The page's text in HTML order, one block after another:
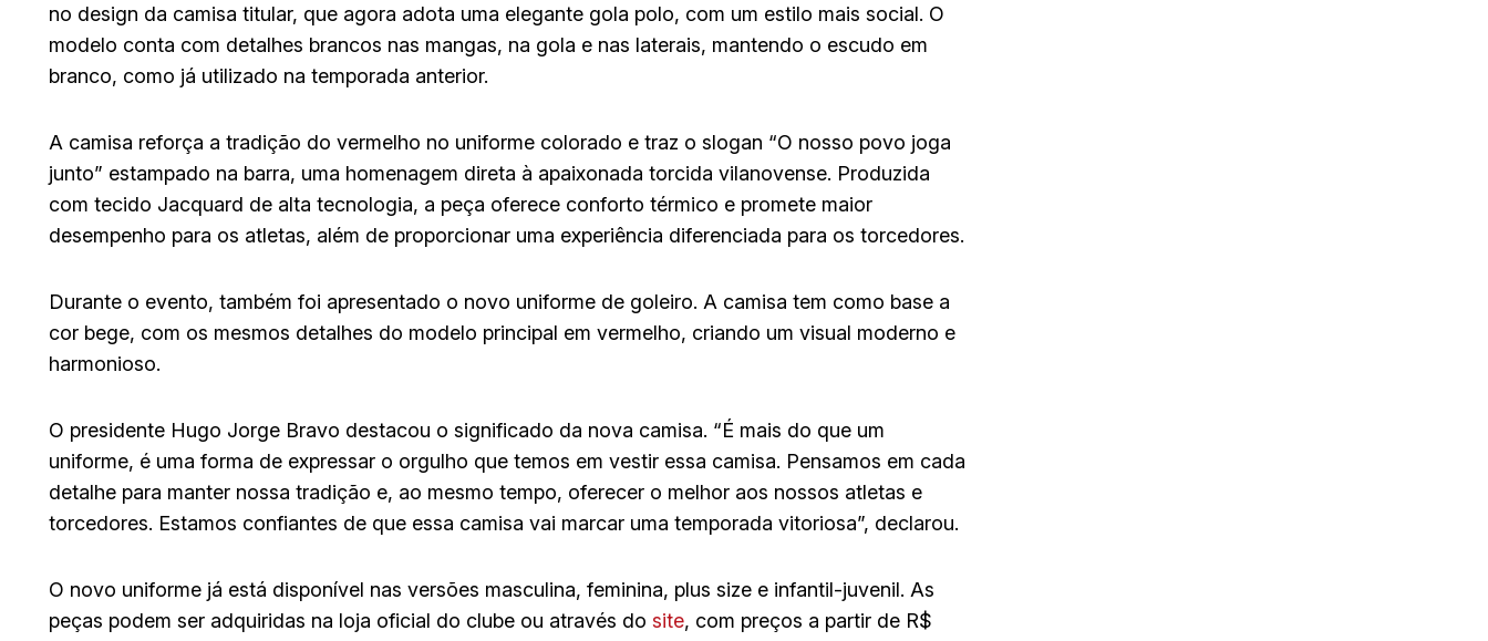
no design da camisa titular, que agora adota uma elegante gola polo, com um estilo mais social. O
modelo conta com detalhes brancos nas mangas, na gola e nas laterais, mantendo o escudo em
branco, como já utilizado na temporada anterior.
A camisa reforça a tradição do vermelho no uniforme colorado e traz o slogan “O nosso povo joga
junto” estampado na barra, uma homenagem direta à apaixonada torcida vilanovense. Produzida
com tecido Jacquard de alta tecnologia, a peça oferece conforto térmico e promete maior
desempenho para os atletas, além de proporcionar uma experiência diferenciada para os torcedores.
Durante o evento, também foi apresentado o novo uniforme de goleiro. A camisa tem como base a
cor bege, com os mesmos detalhes do modelo principal em vermelho, criando um visual moderno e
harmonioso.
O presidente Hugo Jorge Bravo destacou o significado da nova camisa. “É mais do que um
uniforme, é uma forma de expressar o orgulho que temos em vestir essa camisa. Pensamos em cada
detalhe para manter nossa tradição e, ao mesmo tempo, oferecer o melhor aos nossos atletas e
torcedores. Estamos confiantes de que essa camisa vai marcar uma temporada vitoriosa”, declarou.
O novo uniforme já está disponível nas versões masculina, feminina, plus size e infantil-juvenil. As
peças podem ser adquiridas na loja oficial do clube ou através do site, com preços a partir de R$